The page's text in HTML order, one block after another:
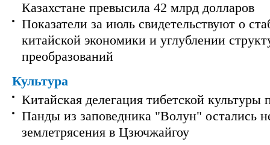
Казахстане превысила 42 млрд долларов
Показатели за июль свидетельствуют о
китайской экономики и углублении
преобразований
Культура
Китайская делегация тибетской культуры
Панды из заповедника "Волун" остались
землетрясения в Цзючжайгоу